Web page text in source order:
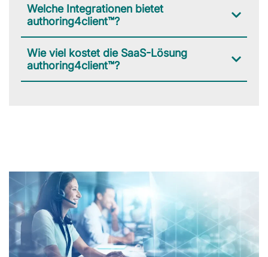
Welche Integrationen bietet
authoring4client™?
Wie viel kostet die SaaS-Lösung
authoring4client™?